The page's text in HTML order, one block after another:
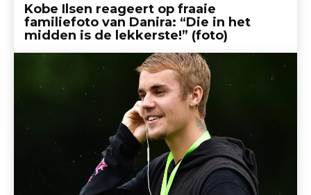
Kobe Ilsen reageert op fraaie
familiefoto van Danira: “Die in het
midden is de lekkerste!” (foto)